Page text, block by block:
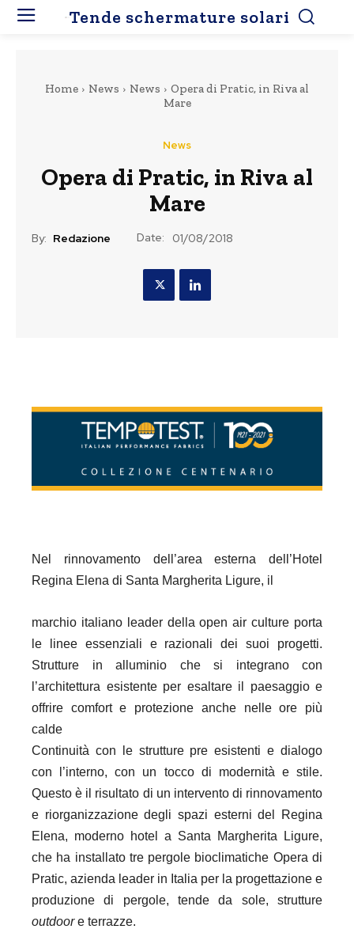
Tende schermature solari
Home News News
Opera di Pratic, in Riva al
Mare
News
Opera di Pratic, in Riva al
Mare
By: Redazione Date: 01/08/2018
Nel rinnovamento dell’area esterna dell’Hotel
Regina Elena di Santa Margherita Ligure, il
marchio italiano leader della open air culture porta
le linee essenziali e razionali dei suoi progetti.
Strutture in alluminio che si integrano con
l’architettura esistente per esaltare il paesaggio e
offrire comfort e protezione anche nelle ore più
calde
Continuità con le strutture pre esistenti e dialogo
con l’interno, con un tocco di modernità e stile.
Questo è il risultato di un intervento di rinnovamento
e riorganizzazione degli spazi esterni del Regina
Elena, moderno hotel a Santa Margherita Ligure,
che ha installato tre pergole bioclimatiche Opera di
Pratic, azienda leader in Italia per la progettazione e
produzione di pergole, tende da sole, strutture
outdoore terrazze.